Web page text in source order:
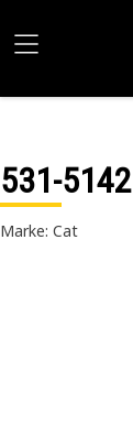
531-5142
Marke: Cat